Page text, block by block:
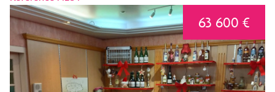
63 600 €